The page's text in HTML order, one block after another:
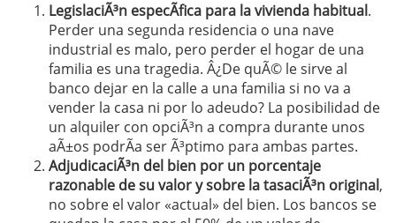
LegislaciÃ³n especÃ­fica para la vivienda habitual.
Perder una segunda residencia o una nave
industrial es malo, pero perder el hogar de una
familia es una tragedia. Â¿De quÃ© le sirve al
banco dejar en la calle a una familia si no va a
vender la casa ni por lo adeudo? La posibilidad de
un alquiler con opciÃ³n a compra durante unos
aÃ±os podrÃ­a ser Ã³ptimo para ambas partes.
AdjudicaciÃ³n del bien por un porcentaje
razonable de su valor y sobre la tasaciÃ³n original,
no sobre el valor «actual» del bien. Los bancos se